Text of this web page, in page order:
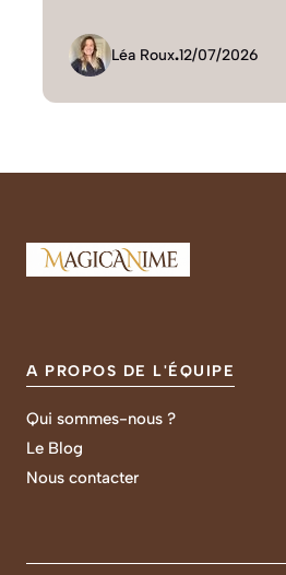
Léa Roux.12/07/2026
A PROPOS DE L'ÉQUIPE
Qui sommes-nous ?
Le Blog
Nous contacter